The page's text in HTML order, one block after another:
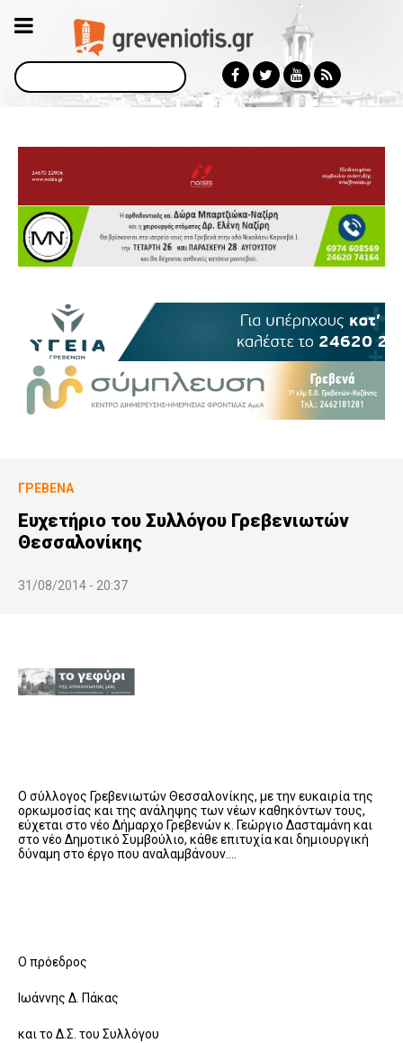
Αναζήτηση
ΓΡΕΒΕΝΆ
Ευχετήριο του Συλλόγου Γρεβενιωτών
Θεσσαλονίκης
31/08/2014 - 20:37
Ο σύλλογος Γρεβενιωτών Θεσσαλονίκης, με την ευκαιρία της
ορκωμoσίας και της ανάληψης των νέων καθηκόντων τους,
εύχεται στο νέο Δήμαρχο Γρεβενών κ. Γεώργιο Δασταμάνη και
στο νέο Δημοτικό Συμβούλιο, κάθε επιτυχία και δημιουργική
δύναμη στο έργο που αναλαμβάνουν….
Ο πρόεδρος
Ιωάννης Δ. Πάκας
και το Δ.Σ. του Συλλόγου